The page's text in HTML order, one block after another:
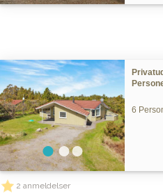
6
2 anmeldelser